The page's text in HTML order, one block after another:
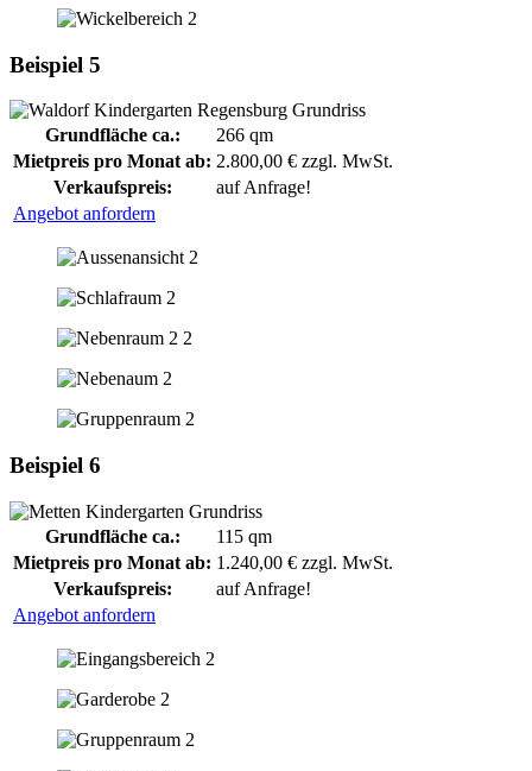
Beispiel 5
Grundfläche ca.:
266 qm
Mietpreis pro Monat ab: 2.800,00 € zzgl. MwSt.
Verkaufspreis:
auf Anfrage!
Angebot anfordern
Beispiel 6
Grundfläche ca.:
115 qm
Mietpreis pro Monat ab: 1.240,00 € zzgl. MwSt.
Verkaufspreis:
auf Anfrage!
Angebot anfordern